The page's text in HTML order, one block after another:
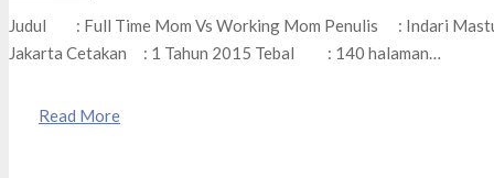
Judul : Full Time Mom Vs Working Mom Penulis : Indari
Jakarta Cetakan : 1 Tahun 2015 Tebal : 140 halaman…
Read More